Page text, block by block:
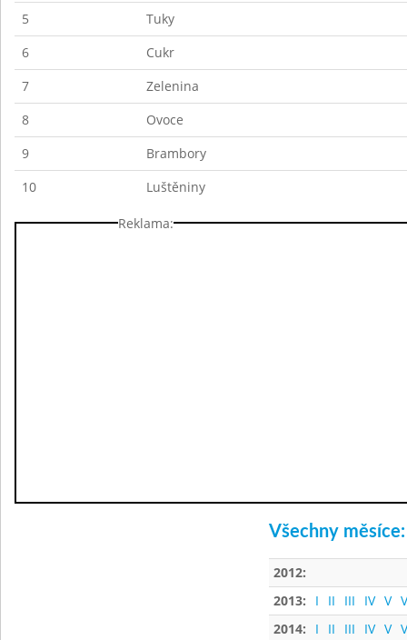
5
Tuky
6
Cukr
7
Zelenina
8
Ovoce
9
Brambory
10
Luštěniny
Reklama:
Všechny měsíce:
2012:
2013:
I II III IV V
2014:
I II III IV V